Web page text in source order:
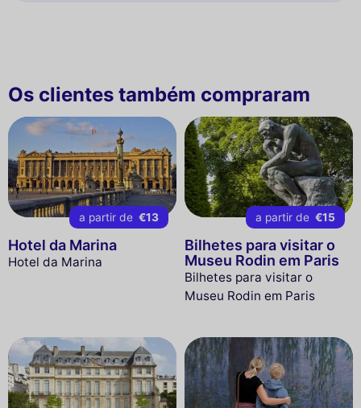
Os clientes também compraram
a partir de €13
Hotel da Marina
Hotel da Marina
a partir de €15
Bilhetes para visitar o
Museu Rodin em Paris
Bilhetes para visitar o
Museu Rodin em Paris